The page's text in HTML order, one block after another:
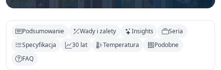
Podsumowanie Wady i zalety Insights
Seria
Specyfikacja
30 lat Temperatura
Podobne
FAQ